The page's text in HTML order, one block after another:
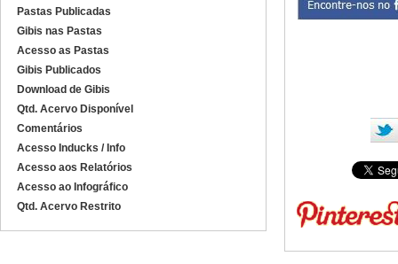
Pastas Publicadas
Gibis nas Pastas
Acesso as Pastas
Gibis Publicados
Download de Gibis
Qtd. Acervo Disponível
Comentários
Acesso Inducks / Info
Acesso aos Relatórios
Acesso ao Infográfico
Qtd. Acervo Restrito